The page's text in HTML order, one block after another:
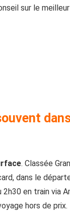
sur le
. Classée
dans le
2h30 en train via
hors de prix.